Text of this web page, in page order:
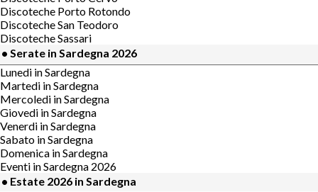
Discoteche Porto Rotondo
Discoteche San Teodoro
Discoteche Sassari
• Serate in Sardegna 2026
Lunedi in Sardegna
Martedi in Sardegna
Mercoledi in Sardegna
Giovedi in Sardegna
Venerdi in Sardegna
Sabato in Sardegna
Domenica in Sardegna
Eventi in Sardegna 2026
• Estate 2026 in Sardegna